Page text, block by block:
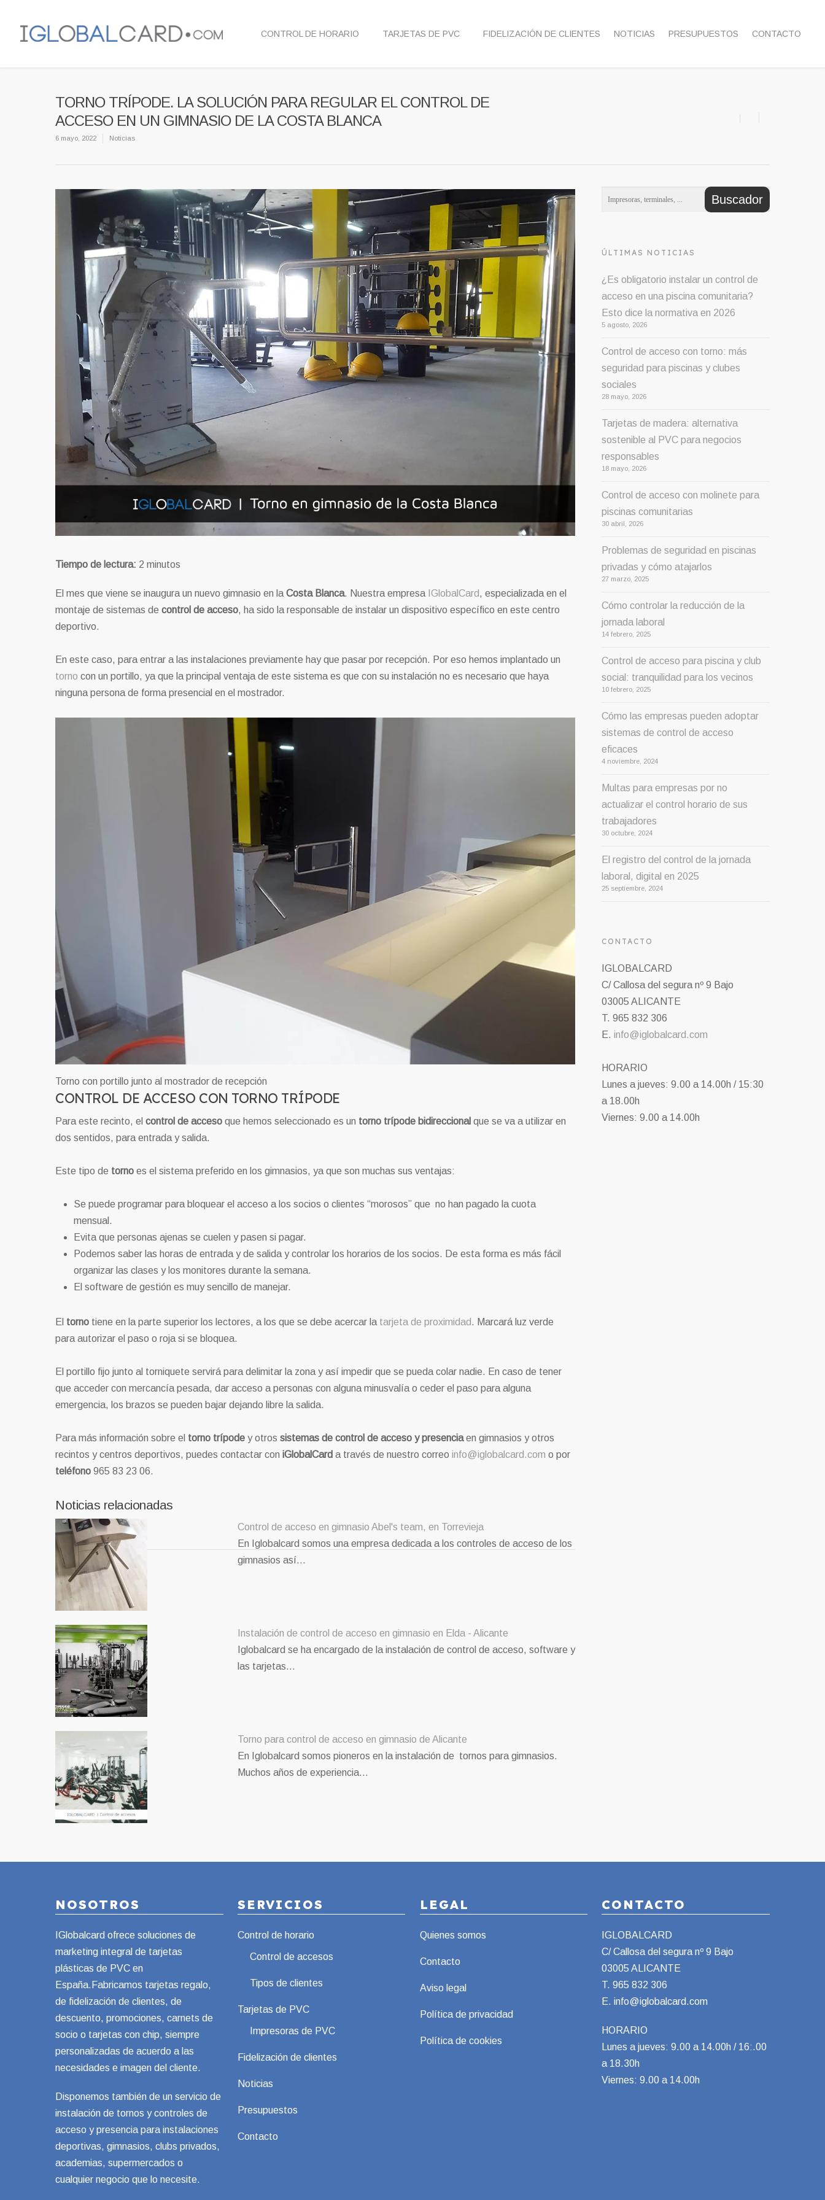
CONTROL DE HORARIO TARJETAS DE PVC FIDELIZACIÓN DE CLIENTES NOTICIAS PRESUPUESTOS CONTACTO
TORNO TRÍPODE. LA SOLUCIÓN PARA REGULAR EL CONTROL DE
ACCESO EN UN GIMNASIO DE LA COSTA BLANCA
6 mayo, 2022 Noticias
Tiempo de lectura: 2 minutos
El mes que viene se inaugura un nuevo gimnasio en la Costa Blanca. Nuestra empresa IGlobalCard, especializada en el
montaje de sistemas de control de acceso, ha sido la responsable de instalar un dispositivo específico en este centro
deportivo.
En este caso, para entrar a las instalaciones previamente hay que pasar por recepción. Por eso hemos implantado un
torno con un portillo, ya que la principal ventaja de este sistema es que con su instalación no es necesario que haya
ninguna persona de forma presencial en el mostrador.
Torno con portillo junto al mostrador de recepción
CONTROL DE ACCESO CON TORNO TRÍPODE
Para este recinto, el control de acceso que hemos seleccionado es un torno trípode bidireccional que se va a utilizar en
dos sentidos, para entrada y salida.
Este tipo de torno es el sistema preferido en los gimnasios, ya que son muchas sus ventajas:
Se puede programar para bloquear el acceso a los socios o clientes “morosos” que no han pagado la cuota
mensual.
Evita que personas ajenas se cuelen y pasen si pagar.
Podemos saber las horas de entrada y de salida y controlar los horarios de los socios. De esta forma es más fácil
organizar las clases y los monitores durante la semana.
El software de gestión es muy sencillo de manejar.
El torno tiene en la parte superior los lectores, a los que se debe acercar la tarjeta de proximidad. Marcará luz verde
para autorizar el paso o roja si se bloquea.
El portillo fijo junto al torniquete servirá para delimitar la zona y así impedir que se pueda colar nadie. En caso de tener
que acceder con mercancía pesada, dar acceso a personas con alguna minusvalía o ceder el paso para alguna
emergencia, los brazos se pueden bajar dejando libre la salida.
Para más información sobre el torno trípode y otros sistemas de control de acceso y presenciaen gimnasios y otros
recintos y centros deportivos, puedes contactar con iGlobalCard a través de nuestro correo info@iglobalcard.com o por
teléfono 965 83 23 06.
Noticias relacionadas
Control de acceso en gimnasio Abel's team, en Torrevieja
En Iglobalcard somos una empresa dedicada a los controles de acceso de los
gimnasios así…
Instalación de control de acceso en gimnasio en Elda - Alicante
Iglobalcard se ha encargado de la instalación de control de acceso, software y
las tarjetas…
Torno para control de acceso en gimnasio de Alicante
En Iglobalcard somos pioneros en la instalación de tornos para gimnasios.
Muchos años de experiencia…
ÚLTIMAS NOTICIAS
¿Es obligatorio instalar un control de
acceso en una piscina comunitaria?
Esto dice la normativa en 2026
5 agosto, 2026
Control de acceso con torno: más
seguridad para piscinas y clubes
sociales
28 mayo, 2026
Tarjetas de madera: alternativa
sostenible al PVC para negocios
responsables
18 mayo, 2026
Control de acceso con molinete para
piscinas comunitarias
30 abril, 2026
Problemas de seguridad en piscinas
privadas y cómo atajarlos
27 marzo, 2025
Cómo controlar la reducción de la
jornada laboral
14 febrero, 2025
Control de acceso para piscina y club
social: tranquilidad para los vecinos
10 febrero, 2025
Cómo las empresas pueden adoptar
sistemas de control de acceso
eficaces
4 noviembre, 2024
Multas para empresas por no
actualizar el control horario de sus
trabajadores
30 octubre, 2024
El registro del control de la jornada
laboral, digital en 2025
25 septiembre, 2024
CONTACTO
IGLOBALCARD
C/ Callosa del segura nº 9 Bajo
03005 ALICANTE
T. 965 832 306
E.info@iglobalcard.com
HORARIO
Lunes a jueves: 9.00 a 14.00h / 15:30
a 18.00h
Viernes: 9.00 a 14.00h
NOSOTROS
IGlobalcard ofrece soluciones de
marketing integral de tarjetas
plásticas de PVC en
España.Fabricamos tarjetas regalo,
de fidelización de clientes, de
descuento, promociones, carnets de
socio o tarjetas con chip, siempre
personalizadas de acuerdo a las
necesidades e imagen del cliente.
Disponemos también de un servicio de
instalación de tornos y controles de
acceso y presencia para instalaciones
deportivas, gimnasios, clubs privados,
academias, supermercados o
cualquier negocio que lo necesite.
SERVICIOS
Control de horario
Control de accesos
Tipos de clientes
Tarjetas de PVC
Impresoras de PVC
Fidelización de clientes
Noticias
Presupuestos
Contacto
LEGAL
Quienes somos
Contacto
Aviso legal
Política de privacidad
Política de cookies
CONTACTO
IGLOBALCARD
C/ Callosa del segura nº 9 Bajo
03005 ALICANTE
T.965 832 306
E.info@iglobalcard.com
HORARIO
Lunes a jueves: 9.00 a 14.00h / 16:.00
a 18.30h
Viernes: 9.00 a 14.00h